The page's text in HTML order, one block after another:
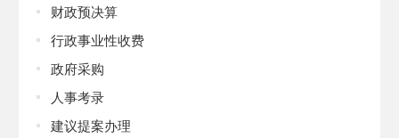
财政预决算
行政事业性收费
政府采购
人事考录
建议提案办理